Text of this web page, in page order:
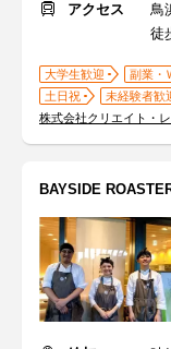
アクセス
鳥
徒
大学生歓迎 副業・
土日祝
未経験者歓
株式会社クリエイト・
BAYSIDE